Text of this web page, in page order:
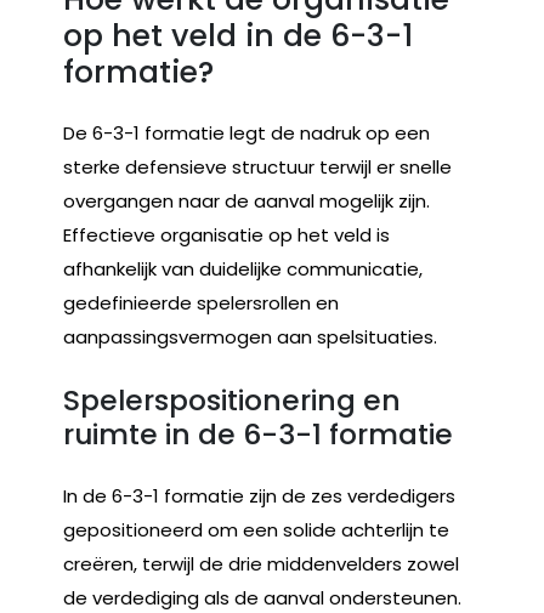
op het veld in de 6-3-1
formatie?
De 6-3-1 formatie legt de nadruk op een
sterke defensieve structuur terwijl er snelle
overgangen naar de aanval mogelijk zijn.
Effectieve organisatie op het veld is
afhankelijk van duidelijke communicatie,
gedefinieerde spelersrollen en
aanpassingsvermogen aan spelsituaties.
Spelerspositionering en
ruimte in de 6-3-1 formatie
In de 6-3-1 formatie zijn de zes verdedigers
gepositioneerd om een solide achterlijn te
creëren, terwijl de drie middenvelders zowel
de verdediging als de aanval ondersteunen.